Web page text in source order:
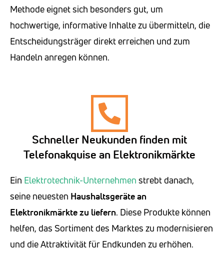
Methode eignet sich besonders gut, um
hochwertige, informative Inhalte zu übermitteln, die
Entscheidungsträger direkt erreichen und zum
Handeln anregen können.
Schneller Neukunden finden mit
Telefonakquise an Elektronikmärkte
Ein Elektrotechnik-Unternehmen strebt danach,
seine neuesten Haushaltsgeräte an
Elektronikmärkte zu liefern. Diese Produkte können
helfen, das Sortiment des Marktes zu modernisieren
und die Attraktivität für Endkunden zu erhöhen.